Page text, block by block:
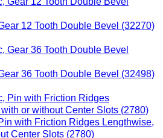
12 Tooth Double Bevel (32270)
36 Tooth Double Bevel (32498)
with Friction Ridges Lengthwise,
Center Slots (2780)